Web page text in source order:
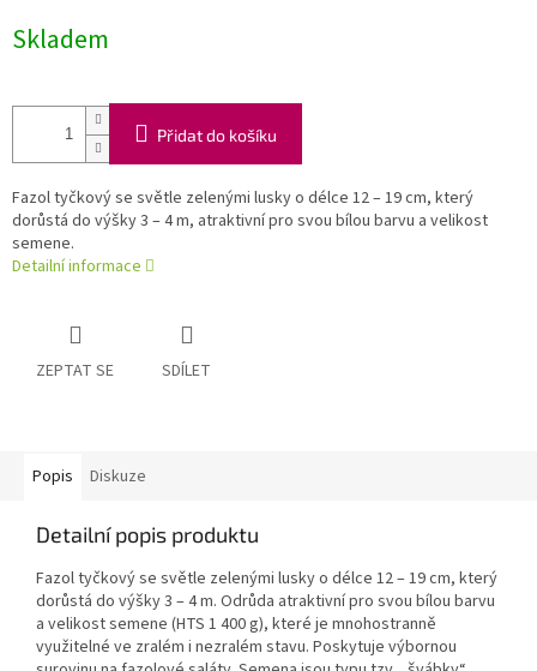
cena:
Skladem
Přidat do košíku
Fazol tyčkový se světle zelenými lusky o délce 12 – 19 cm, který
dorůstá do výšky 3 – 4 m, atraktivní pro svou bílou barvu a velikost
semene.
Detailní informace
ZEPTAT SE SDÍLET
Popis Diskuze
Detailní popis produktu
Fazol tyčkový se světle zelenými lusky o délce 12 – 19 cm, který
dorůstá do výšky 3 – 4 m. Odrůda atraktivní pro svou bílou barvu
a velikost semene (HTS 1 400 g), které je mnohostranně
využitelné ve zralém i nezralém stavu. Poskytuje výbornou